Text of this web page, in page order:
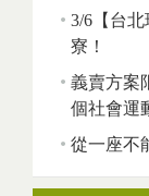
3/6【台
寮！
義賣方案
個社會運
從一座不